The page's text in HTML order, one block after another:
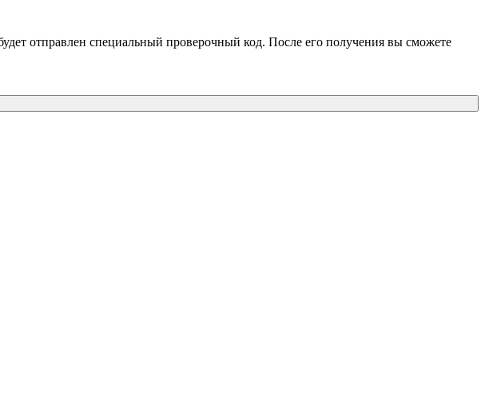
отправлен специальный проверочный код. После его получения вы сможете